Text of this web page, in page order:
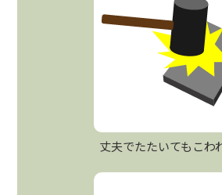
丈夫でたたいてもこわ